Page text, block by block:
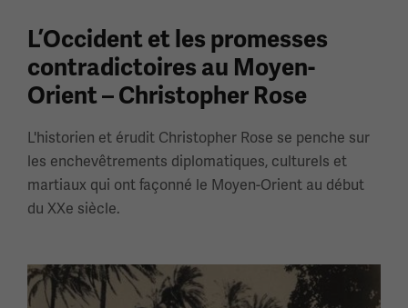
L’Occident et les promesses
contradictoires au Moyen-
Orient – ​​Christopher Rose
L'historien et érudit Christopher Rose se penche sur
les enchevêtrements diplomatiques, culturels et
martiaux qui ont façonné le Moyen-Orient au début
du XXe siècle.